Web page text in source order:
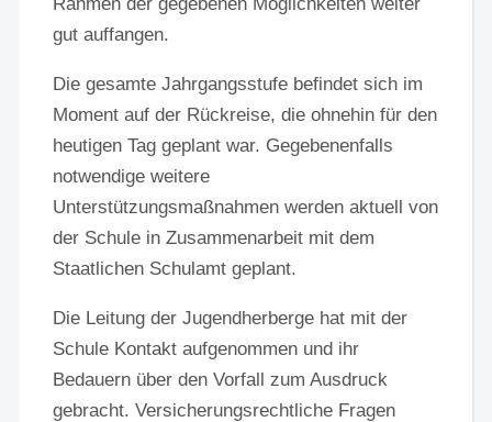
gut auffangen.
Die gesamte Jahrgangsstufe befindet sich im
Moment auf der Rückreise, die ohnehin für den
heutigen Tag geplant war. Gegebenenfalls
notwendige weitere
Unterstützungsmaßnahmen werden aktuell von
der Schule in Zusammenarbeit mit dem
Staatlichen Schulamt geplant.
Die Leitung der Jugendherberge hat mit der
Schule Kontakt aufgenommen und ihr
Bedauern über den Vorfall zum Ausdruck
gebracht. Versicherungsrechtliche Fragen